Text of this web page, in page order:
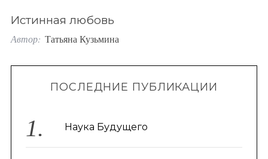
:
Истинная любовь
Автор: Татьяна Кузьмина
ПОСЛЕДНИЕ ПУБЛИКАЦИИ
Наука Будущего